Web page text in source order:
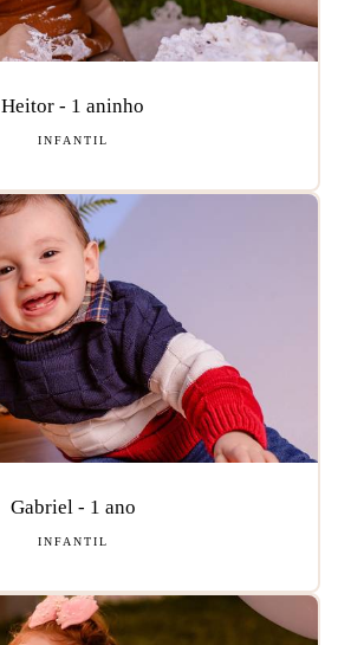
Heitor - 1 aninho
INFANTIL
Gabriel - 1 ano
INFANTIL